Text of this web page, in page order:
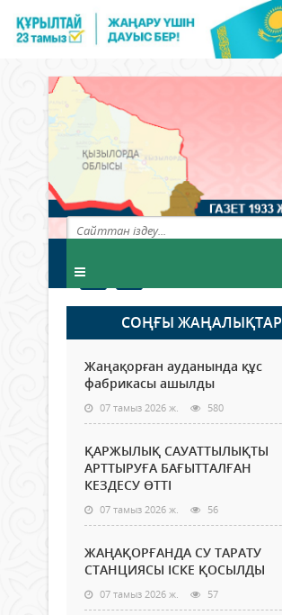
СОҢҒЫ ЖАҢАЛЫҚТАР
Жаңақорған ауданында құс
фабрикасы ашылды
07 тамыз 2026 ж. 580
ҚАРЖЫЛЫҚ САУАТТЫЛЫҚТЫ
АРТТЫРУҒА БАҒЫТТАЛҒАН
КЕЗДЕСУ ӨТТІ
07 тамыз 2026 ж. 56
ЖАҢАҚОРҒАНДА СУ ТАРАТУ
СТАНЦИЯСЫ ІСКЕ ҚОСЫЛДЫ
07 тамыз 2026 ж. 57